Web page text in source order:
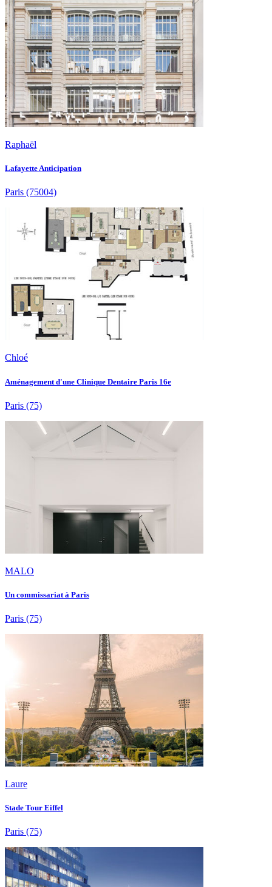
Raphaël
Lafayette Anticipation
Paris (75004)
Chloé
Aménagement d'une Clinique Dentaire Paris 16e
Paris (75)
MALO
Un commissariat à Paris
Paris (75)
Laure
Stade Tour Eiffel
Paris (75)